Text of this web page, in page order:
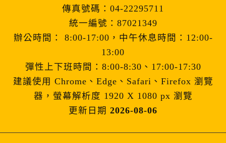
傳真號碼：04-22295711
統一編號：87021349
辦公時間： 8:00-17:00，中午休息時間：12:00-
13:00
彈性上下班時間：8:00-8:30、17:00-17:30
建議使用 Chrome、Edge、Safari、Firefox 瀏覽
器，螢幕解析度 1920 X 1080 px 瀏覽
更新日期 2026-08-06